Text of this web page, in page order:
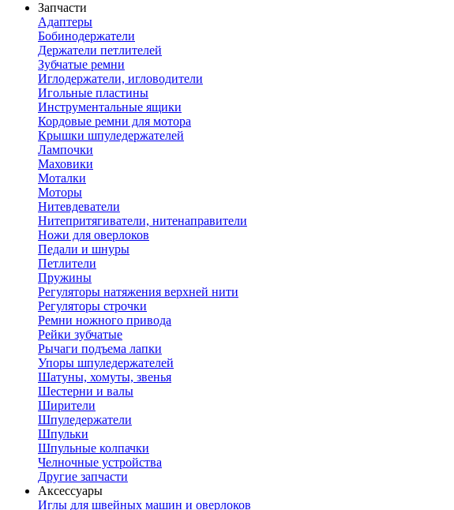
Запчасти
Адаптеры
Бобинодержатели
Держатели петлителей
Зубчатые ремни
Иглодержатели, игловодители
Игольные пластины
Инструментальные ящики
Кордовые ремни для мотора
Крышки шпуледержателей
Лампочки
Маховики
Моталки
Моторы
Нитевдеватели
Нитепритягиватели, нитенаправители
Ножи для оверлоков
Педали и шнуры
Петлители
Пружины
Регуляторы натяжения верхней нити
Регуляторы строчки
Ремни ножного привода
Рейки зубчатые
Рычаги подъема лапки
Упоры шпуледержателей
Шатуны, хомуты, звенья
Шестерни и валы
Ширители
Шпуледержатели
Шпульки
Шпульные колпачки
Челночные устройства
Другие запчасти
Аксессуары
Иглы для швейных машин и оверлоков